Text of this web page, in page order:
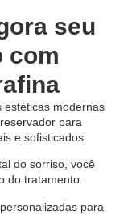
seu
com
estéticas modernas
para
e sofisticados.
do sorriso, você
do tratamento.
para